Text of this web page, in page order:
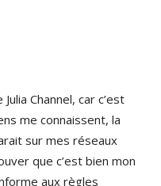
Channel, car c’est
me connaissent, la
sur mes réseaux
que c’est bien mon
aux règles